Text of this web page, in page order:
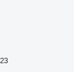
23